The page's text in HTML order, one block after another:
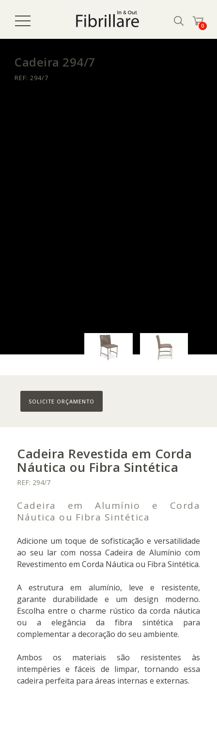
0
Cadeira 294/7
REF: 294/7
SOLICITE ORÇAMENTO
Cadeira Revestida em Corda
Náutica ou Fibra Sintética
REF: 294/7
Cadeira em Alumínio e Corda
Náutica ou Fibra Sintética
Adicione um toque de sofisticação e versatilidade
ao seu lar com nossa Cadeira de Alumínio com
Revestimento em Corda Náutica ou Fibra Sintética.
A estrutura em alumínio, leve e resistente,
garante durabilidade e um design moderno.
Escolha entre o charme rústico da corda náutica
ou a elegância da fibra sintética para
complementar a decoração do seu ambiente.
Ambos os materiais são resistentes às
intempéries e fáceis de limpar, tornando essa
cadeira perfeita para áreas internas e externas.